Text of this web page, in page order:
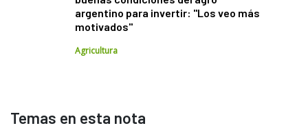
argentino para invertir: "Los veo más
motivados"
Agricultura
Temas en esta nota